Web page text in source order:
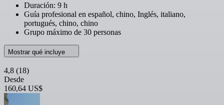
Duración: 9 h
Guía profesional en español, chino, Inglés, italiano,
portugués, chino, chino
Grupo máximo de 30 personas
Mostrar qué incluye
4,8 (18)
Desde
160,64 US$